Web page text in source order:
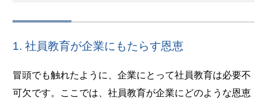
1. 社員教育が企業にもたらす恩恵
冒頭でも触れたように、企業にとって社員教育は必要不
可欠です。ここでは、社員教育が企業にどのような恩恵